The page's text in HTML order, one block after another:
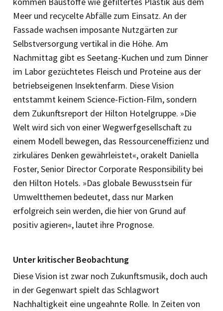
Meer und recycelte Abfälle zum Einsatz. An der
Fassade wachsen imposante Nutzgärten zur
Selbstversorgung vertikal in die Höhe. Am
Nachmittag gibt es Seetang-Kuchen und zum Dinner
im Labor gezüchtetes Fleisch und Proteine aus der
betriebseigenen Insektenfarm. Diese Vision
entstammt keinem Science-Fiction-Film, sondern
dem Zukunftsreport der Hilton Hotelgruppe. »Die
Welt wird sich von einer Wegwerfgesellschaft zu
einem Modell bewegen, das Ressourceneffizienz und
zirkuläres Denken gewährleistet«, orakelt Daniella
Foster, Senior Director Corporate Responsibility bei
den Hilton Hotels. »Das globale Bewusstsein für
Umweltthemen bedeutet, dass nur Marken
erfolgreich sein werden, die hier von Grund auf
positiv agieren«, lautet ihre Prognose.
Unter kritischer Beobachtung
Diese Vision ist zwar noch Zukunfts­musik, doch auch
in der Gegenwart spielt das Schlagwort
Nachhaltigkeit eine ungeahnte Rolle. In Zeiten von